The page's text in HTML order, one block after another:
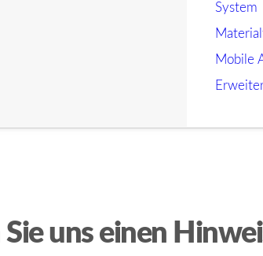
System
Mobile
uns einen